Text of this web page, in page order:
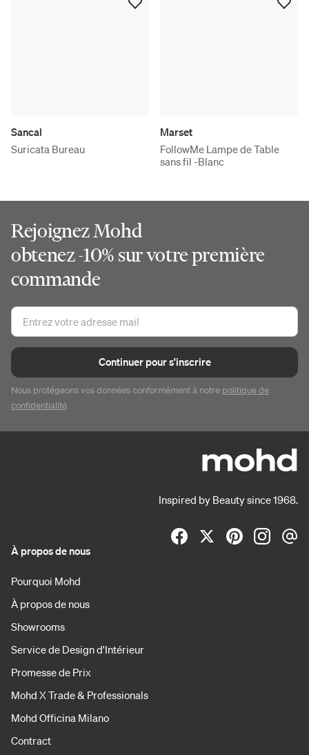
Sancal
Suricata Bureau
Marset
FollowMe Lampe de Table
sans fil -Blanc
Rejoignez Mohd
obtenez -10% sur votre première
commande
Continuer pour s'inscrire
Nous protégeons vos données conformément à notre politique de
confidentialité.
Inspired by Beauty since 1968.
À propos de nous
Pourquoi Mohd
À propos de nous
Showrooms
Service de Design d'Intérieur
Promesse de Prix
Mohd X Trade & Professionals
Mohd Officina Milano
Contract